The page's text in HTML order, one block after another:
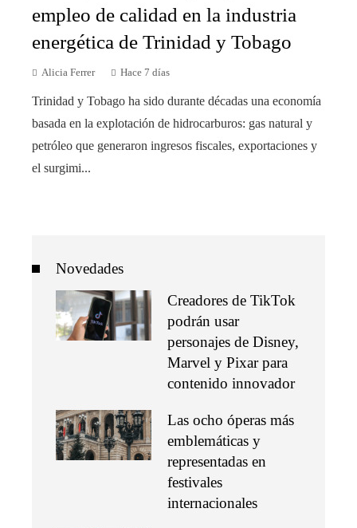
empleo de calidad en la industria
energética de Trinidad y Tobago
Alicia Ferrer Hace 7 días
Trinidad y Tobago ha sido durante décadas una economía
basada en la explotación de hidrocarburos: gas natural y
petróleo que generaron ingresos fiscales, exportaciones y
el surgimi...
Novedades
Creadores de TikTok
podrán usar
personajes de Disney,
Marvel y Pixar para
contenido innovador
Las ocho óperas más
emblemáticas y
representadas en
festivales
internacionales